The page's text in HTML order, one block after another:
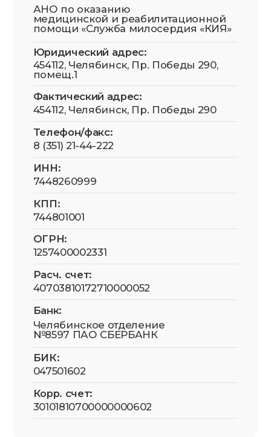
Устав СМ-Кия
Публичная оферта
АНО по оказанию медицинской и
милосердия «КИЯ» зарегистрирована в
Роскомнадзоре в реестре операторов,
осуществляющих обработку персональных
данных на основании Приказа № 81 от
20.05.2025. Рег. номер: 74-25-019218
Все фотографии физических лиц размещены с
их письменного согласия (для
несовершеннолетних — с согласия законных
представителей) в соответствии со ст. 152.1 ГК
Передача и использование изображений
третьими лицами в рекламных и/или
коммерческих целях без отдельного
письменного согласия самих физических лиц
(или их законных представителей) не
допускаются.